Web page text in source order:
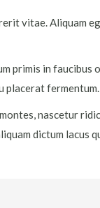
vitae. Aliquam
primis in faucibus
placerat fermentum.
nascetur
dictum lacus